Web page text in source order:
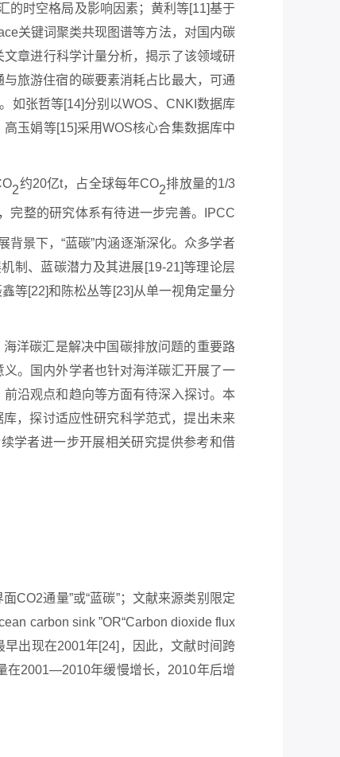
的时空格局及影响因素；黄利等[11]基于
关键词聚类共现图谱等方法，对国内碳
章进行科学计量分析，揭示了该领域研
旅游住宿的碳要素消耗占比最大，可通
如张哲等[14]分别以WOS、CNKI数据库
玉娟等[15]采用WOS核心合集数据库中
2约20亿t，占全球每年CO2排放量的1/3
完整的研究体系有待进一步完善。IPCC
景下，“蓝碳”内涵逐渐深化。众多学者
制、蓝碳潜力及其进展[19-21]等理论层
等[22]和陈松丛等[23]从单一视角定量分
洋碳汇是解决中国碳排放问题的重要路
。国内外学者也针对海洋碳汇开展了一
沿观点和趋向等方面有待深入探讨。本
，探讨适应性研究科学范式，提出未来
学者进一步开展相关研究提供参考和借
CO2通量”或“蓝碳”；文献来源类别限定
carbon sink ”OR“Carbon dioxide flux
早出现在2001年[24]，因此，文献时间跨
在2001—2010年缓慢增长，2010年后增